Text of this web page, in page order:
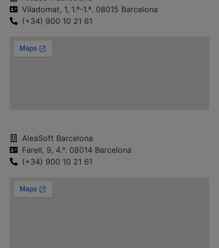
Viladomat, 1, 1.º-1.ª. 08015 Barcelona
(+34) 900 10 21 61
AleaSoft Barcelona
Farell, 9, 4.ᵒ. 08014 Barcelona
(+34) 900 10 21 61